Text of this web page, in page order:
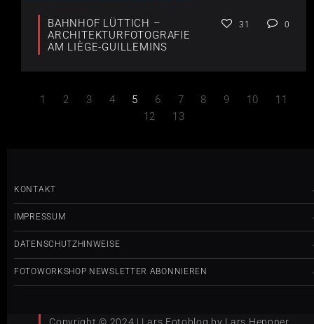
BAHNHOF LÜTTICH –
ARCHITEKTURFOTOGRAFIE
AM LIÈGE-GUILLEMINS
31 0
1 2 3 4 5 6 7 8 9 10
11
12
13
KONTAKT
IMPRESSUM
DATENSCHUTZHINWEISE
FOTOWORKSHOP NEWSLETTER ABONNIEREN